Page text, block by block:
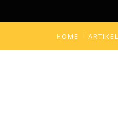
HOME ARTIKEL